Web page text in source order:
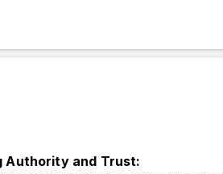
Authority and Trust: